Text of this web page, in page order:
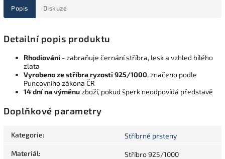
Popis Diskuze
Detailní popis produktu
Rhodiování- zabraňuje černání stříbra, lesk a vzhled bílého
zlata
Vyrobeno ze stříbra ryzosti 925/1000, značeno podle
Puncovního zákona ČR
14 dní na výměnuzboží, pokud šperk neodpovídá představě
Doplňkové parametry
Kategorie: Stříbrné prsteny
Materiál: Stříbro 925/1000